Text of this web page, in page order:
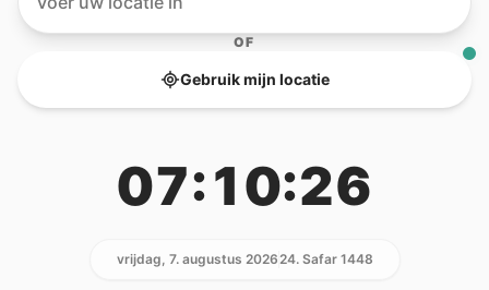
OF
Gebruik mijn locatie
07:10:26
vrijdag, 7. augustus 202624. Safar 1448